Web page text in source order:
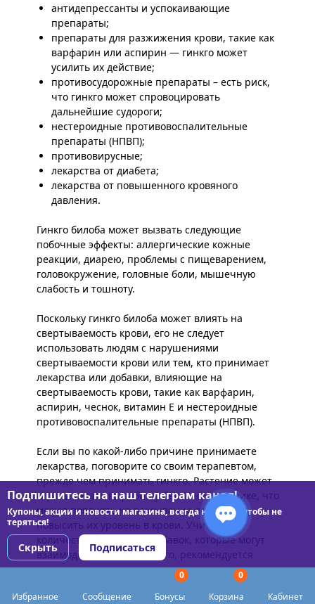
Избранное Сообщение
0
Бонусы
0
Корзина
Кабинет
антидепрессанты и успокаивающие
препараты;
препараты для разжижения крови, такие как
варфарин или аспирин — гинкго может
усилить их действие;
противосудорожные препараты – есть риск,
что гинкго может спровоцировать
дальнейшие судороги;
нестероидные противовоспалительные
препараты (НПВП);
противовирусные;
лекарства от диабета;
лекарства от повышенного кровяного
давления.
Гинкго билоба может вызвать следующие
побочные эффекты: аллергические кожные
реакции, диарею, проблемы с пищеварением,
головокружение, головные боли, мышечную
слабость и тошноту.
Поскольку гинкго билоба может влиять на
свертываемость крови, его не следует
использовать людям с нарушениями
свертываемости крови или тем, кто принимает
лекарства или добавки, влияющие на
свертываемость крови, такие как варфарин,
аспирин, чеснок, витамин Е и нестероидные
противовоспалительные препараты (НПВП).
Если вы по какой-либо причине принимаете
лекарства, поговорите со своим терапевтом,
прежде чем принимать гинкго. Растение может
ограничивать выработку белка в кишечнике, что
может повлиять на всасывание лекарств и
повысить их уровень в крови. Учитывая
количество лекарств и добавок, которые могут
взаимодействовать с гинкго, рекомендуется
проконсультироваться с вашим лечащим
врачом, прежде чем принимать гинкго.
Подпишитесь на наш телеграм канал!
Купоны, акции и новости магазина, всегда на связи чтобы не
теряться!
Скрыть Подписаться